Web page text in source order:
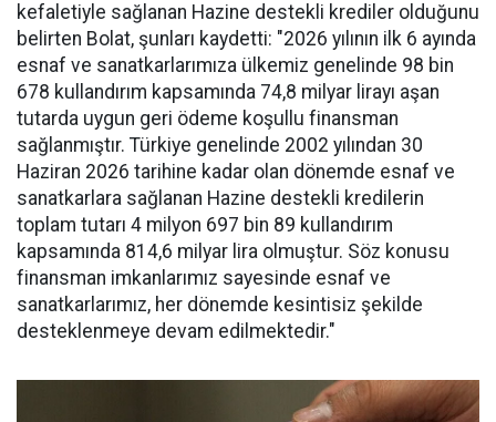
kefaletiyle sağlanan Hazine destekli krediler olduğunu
belirten Bolat, şunları kaydetti: "2026 yılının ilk 6 ayında
esnaf ve sanatkarlarımıza ülkemiz genelinde 98 bin
678 kullandırım kapsamında 74,8 milyar lirayı aşan
tutarda uygun geri ödeme koşullu finansman
sağlanmıştır. Türkiye genelinde 2002 yılından 30
Haziran 2026 tarihine kadar olan dönemde esnaf ve
sanatkarlara sağlanan Hazine destekli kredilerin
toplam tutarı 4 milyon 697 bin 89 kullandırım
kapsamında 814,6 milyar lira olmuştur. Söz konusu
finansman imkanlarımız sayesinde esnaf ve
sanatkarlarımız, her dönemde kesintisiz şekilde
desteklenmeye devam edilmektedir."